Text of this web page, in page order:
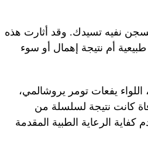
بسجن نفيه تسيدك. وقد أثارت هذه
أم نتيجة إهمال أو سوء
اللواء يفعات تومر يروشالمي،
كانت نتيجة لسلسلة من
الرعاية الطبية المقدمة